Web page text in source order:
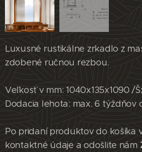
Rustikálne zrkadlo
Luxusné rustikálne zrkadlo z
zdobené ručnou rezbou.
Veľkosť v mm: 1040x135x1090 /
Dodacia lehota: max. 6 týždňov
Po pridaní produktov do košíka
kontaktné údaje a odošlite nám